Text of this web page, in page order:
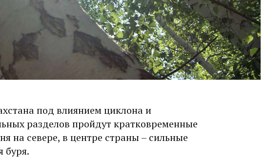
под влиянием циклона и
разделов пройдут кратковременные
на севере, в центре страны – сильные
буря.